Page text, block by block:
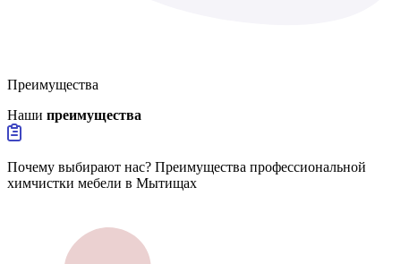
Преимущества
Наши преимущества
Почему выбирают нас? Преимущества профессиональной
химчистки мебели в Мытищах